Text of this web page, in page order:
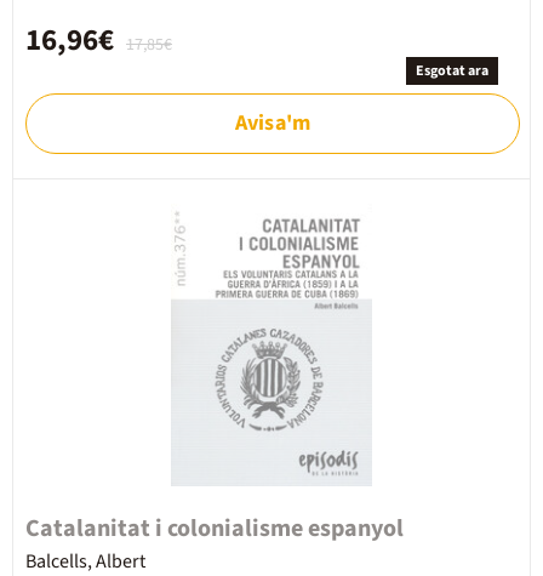
17,85€
16,96€
Esgotat ara
Avisa'm
Catalanitat i colonialisme espanyol
Balcells, Albert